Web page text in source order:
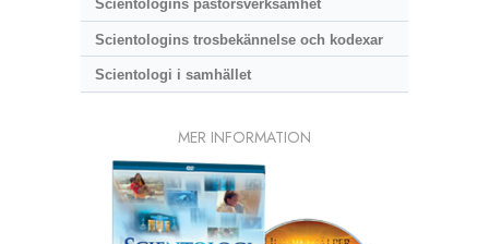
Scientologins pastorsverksamhet
Scientologins trosbekännelse och kodexar
Scientologi i samhället
MER INFORMATION